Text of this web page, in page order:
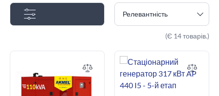
Релевантність
(Є 14 товарів.)